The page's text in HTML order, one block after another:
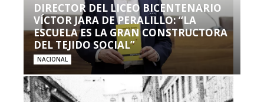
DIRECTOR DEL LICEO BICENTENARIO
VÍCTOR JARA DE PERALILLO: “LA
ESCUELA ES LA GRAN CONSTRUCTORA
DEL TEJIDO SOCIAL”
NACIONAL